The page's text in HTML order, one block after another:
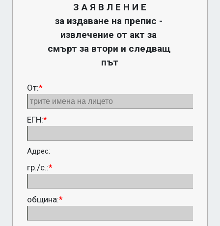
З А Я В Л Е Н И Е
за издаване на препис -
извлечение от акт за
смърт за втори и следващ
път
От:*
ЕГН:*
Адрес:
гр./с.:*
община:*